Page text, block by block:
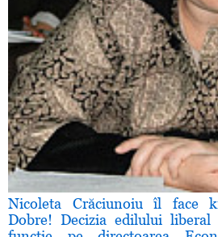
Nicoleta Crăciunoiu îl face
Dobre! Decizia edilului